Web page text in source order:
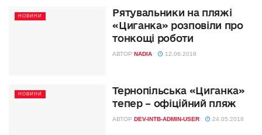
НОВИНИ
Рятувальники на пляжі
«Циганка» розповіли про
тонкощі роботи
АВТОР NADIA 12.06.2018
НОВИНИ
Тернопільська «Циганка»
тепер – офіційний пляж
АВТОР DEV-INTB-ADMIN-USER 24.05.2018